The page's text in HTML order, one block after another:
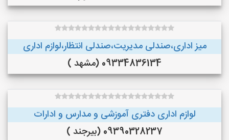
میز اداری،صندلی مدیریت،صندلی انتظار،لوازم اداری
09334836134 (مشهد )
لوازم اداری دفتری آموزشی و مدارس و ادارات
09390328237 (بیرجند )